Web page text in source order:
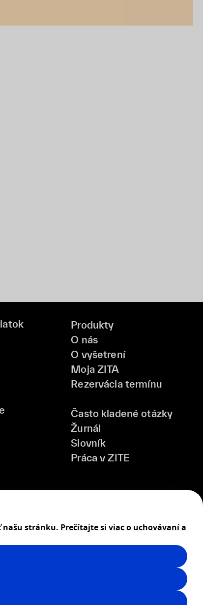
Produkty
O nás
O vyšetrení
Moja ZITA
Rezervácia termínu
Často kladené otázky
Žurnál
Slovník
Práca v ZITE
našu stránku. Prečítajte si viac o uchovávaní a